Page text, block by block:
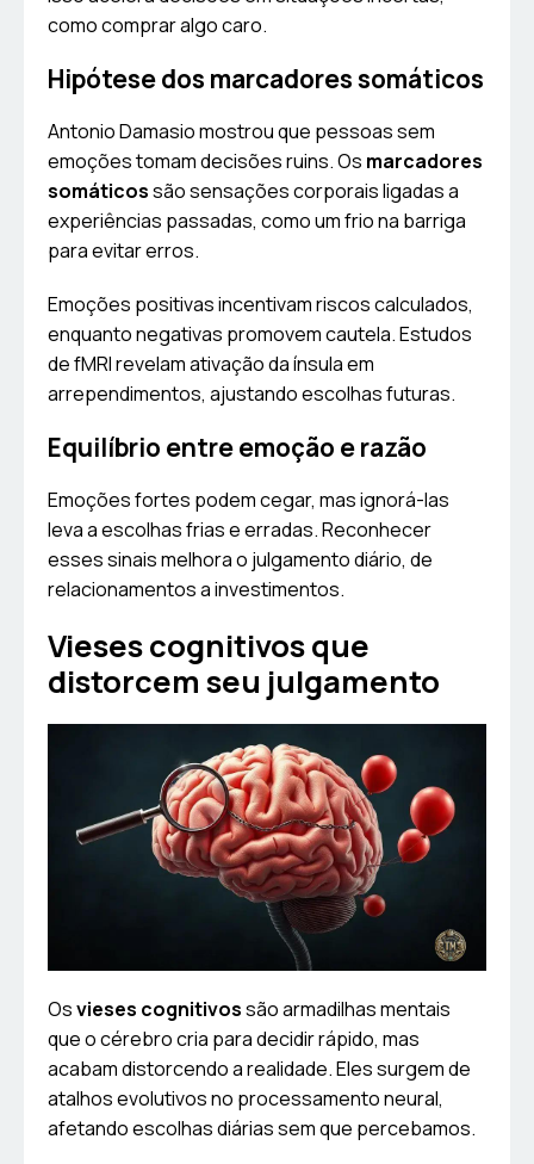
como comprar algo caro.
Hipótese dos marcadores somáticos
Antonio Damasio mostrou que pessoas sem
emoções tomam decisões ruins. Os marcadores
somáticossão sensações corporais ligadas a
experiências passadas, como um frio na barriga
para evitar erros.
Emoções positivas incentivam riscos calculados,
enquanto negativas promovem cautela. Estudos
de fMRI revelam ativação da ínsula em
arrependimentos, ajustando escolhas futuras.
Equilíbrio entre emoção e razão
Emoções fortes podem cegar, mas ignorá-las
leva a escolhas frias e erradas. Reconhecer
esses sinais melhora o julgamento diário, de
relacionamentos a investimentos.
Vieses cognitivos que
distorcem seu julgamento
Osvieses cognitivossão armadilhas mentais
que o cérebro cria para decidir rápido, mas
acabam distorcendo a realidade. Eles surgem de
atalhos evolutivos no processamento neural,
afetando escolhas diárias sem que percebamos.